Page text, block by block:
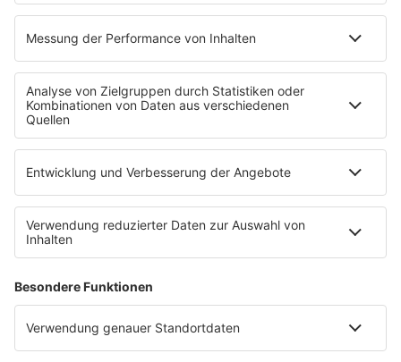
PROGRAMM
Mit den Waffeln einer Frau
SERVICE
Empfang
barba radio App
Impressum
Datenschutz Facebook & Instagram
Datenschutzeinstellungen
Clubbedingungen
Werbung schalten
Waffel-Werbepartner
80s80s.de
90s90s.de